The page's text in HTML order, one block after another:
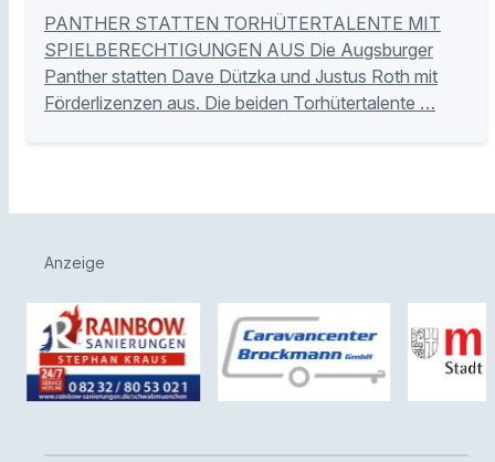
PANTHER STATTEN TORHÜTERTALENTE MIT
SPIELBERECHTIGUNGEN AUS Die Augsburger
Panther statten Dave Dützka und Justus Roth mit
Förderlizenzen aus. Die beiden Torhütertalente …
Anzeige